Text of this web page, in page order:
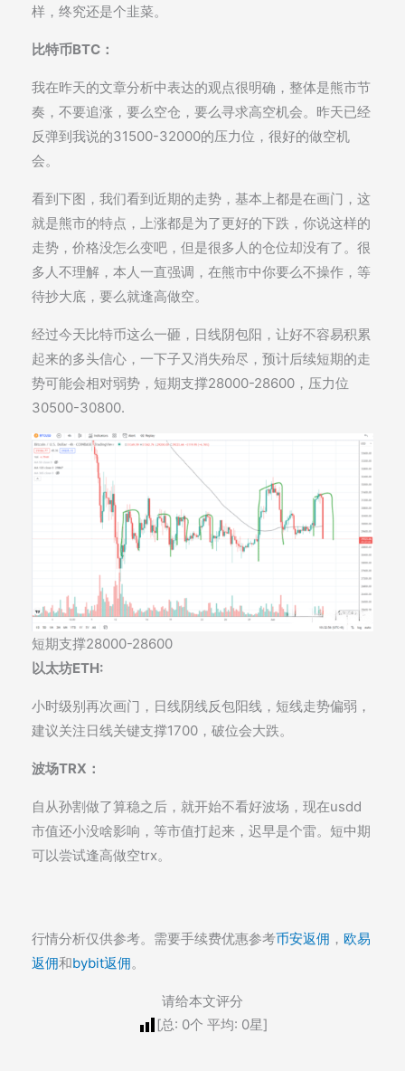
样，终究还是个韭菜。
比特币BTC：
我在昨天的文章分析中表达的观点很明确，整体是熊市节
奏，不要追涨，要么空仓，要么寻求高空机会。昨天已经
反弹到我说的31500-32000的压力位，很好的做空机
会。
看到下图，我们看到近期的走势，基本上都是在画门，这
就是熊市的特点，上涨都是为了更好的下跌，你说这样的
走势，价格没怎么变吧，但是很多人的仓位却没有了。很
多人不理解，本人一直强调，在熊市中你要么不操作，等
待抄大底，要么就逢高做空。
经过今天比特币这么一砸，日线阴包阳，让好不容易积累
起来的多头信心，一下子又消失殆尽，预计后续短期的走
势可能会相对弱势，短期支撑28000-28600，压力位
30500-30800.
短期支撑28000-28600
以太坊ETH:
小时级别再次画门，日线阴线反包阳线，短线走势偏弱，
建议关注日线关键支撑1700，破位会大跌。
波场TRX：
自从孙割做了算稳之后，就开始不看好波场，现在usdd
市值还小没啥影响，等市值打起来，迟早是个雷。短中期
可以尝试逢高做空trx。
行情分析仅供参考。需要手续费优惠参考币安返佣 ， 欧易
返佣和bybit返佣。
请给本文评分
[总: 0个 平均: 0星]